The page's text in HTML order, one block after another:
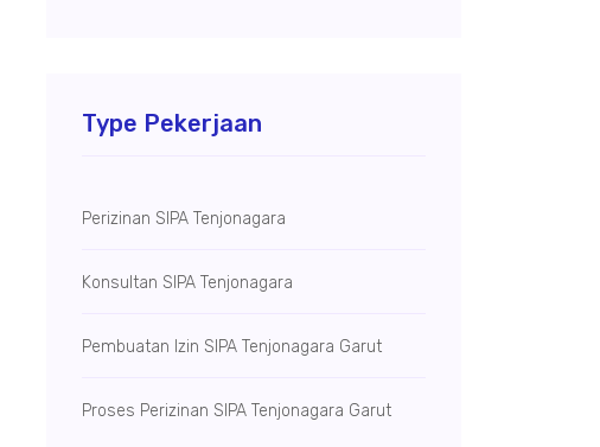
Type Pekerjaan
Perizinan SIPA Tenjonagara
Konsultan SIPA Tenjonagara
Pembuatan Izin SIPA Tenjonagara Garut
Proses Perizinan SIPA Tenjonagara Garut